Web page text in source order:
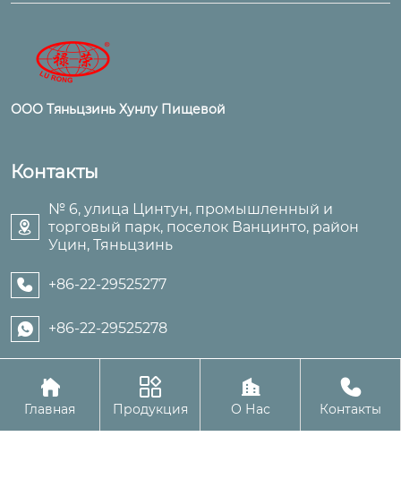
ООО Тяньцзинь Хунлу Пищевой
Контакты

№ 6, улица Цинтун, промышленный и
торговый парк, поселок Ванцинто, район
Уцин, Тяньцзинь
 +86-22-29525277
 +86-22-29525278
Авторское право©ООО Тяньцзинь Хунлу Пищевой

Главная

Продукция

О Нас

Контакты